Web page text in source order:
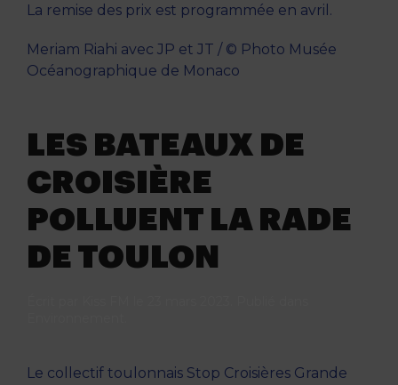
La remise des prix est programmée en avril.
Meriam Riahi avec JP et JT / © Photo Musée
Océanographique de Monaco
LES BATEAUX DE
CROISIÈRE
POLLUENT LA RADE
DE TOULON
Le collectif toulonnais Stop Croisières Grande